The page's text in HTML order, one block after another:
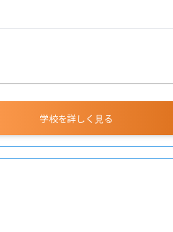
学校を詳しく見る